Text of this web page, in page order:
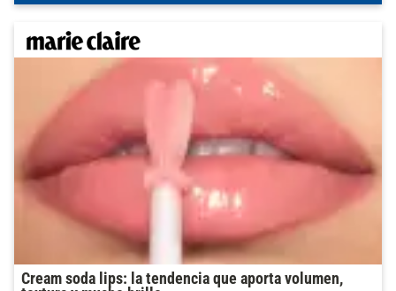
Cream soda lips: la tendencia que aporta volumen,